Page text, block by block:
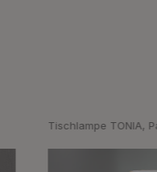
Tischlampe TONIA,